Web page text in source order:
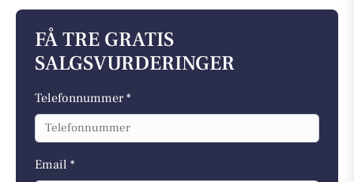
FÅ TRE GRATIS
SALGSVURDERINGER
Telefonnummer *
Email *